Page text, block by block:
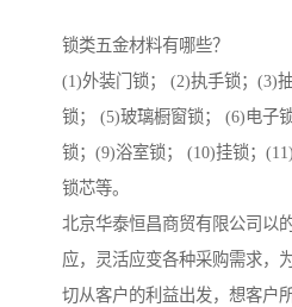
锁类五金材料有哪些？
(1)外装门锁； (2)执手锁；(3)
锁； (5)玻璃橱窗锁； (6)电子
锁；(9)浴室锁； (10)挂锁；
锁芯等。
北京华泰恒昌商贸有限公司以
应，灵活应变各种采购需求，
切从客户的利益出发，想客户